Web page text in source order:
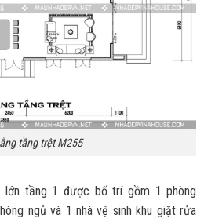
tầng trệt M255
lớn tầng 1 được bố trí gồm 1 phòng
ngủ và 1 nhà vệ sinh khu giặt rửa